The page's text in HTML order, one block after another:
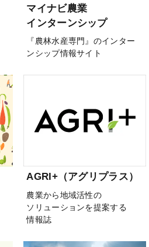
マイナビ農業
インターンシップ
『農林水産専門』のインター
ンシップ情報サイト
AGRI+（アグリプラス）
農業から地域活性の
ソリューションを提案する
情報誌